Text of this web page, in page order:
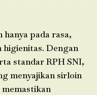
pada rasa,
higienitas. Dengan
standar RPH SNI,
menyajikan sirloin